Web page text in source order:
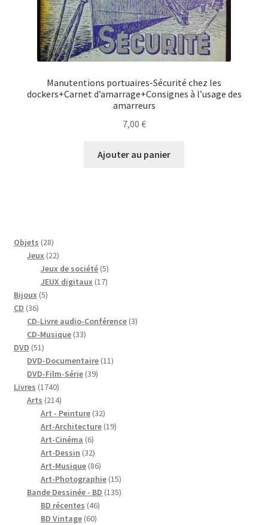
Manutentions portuaires-Sécurité chez les
dockers+Carnet d’amarrage+Consignes à l’usage des
amarreurs
7,00 €
Ajouter au panier
Objets 2828
produits
Jeux 2222
produits
Jeux de société 55
produits
JEUX digitaux 1717
Bijoux 55
CD 3636
produits
CD-Livre audio-Conférence 33
CD-Musique 3333
DVD 5151
produits
DVD-Documentaire 1111
DVD-Film-Série 3939
Livres 17401740
produits
Arts 214214
produits
Art - Peinture 3232
produits
Art-Architecture 1919
Art-Cinéma 66
produits
Art-Dessin 3232
produits
Art-Musique 8686
produits
Art-Photographie 1515
produits
Bande Dessinée - BD 135135
BD récentes 4646
BD Vintage 6060